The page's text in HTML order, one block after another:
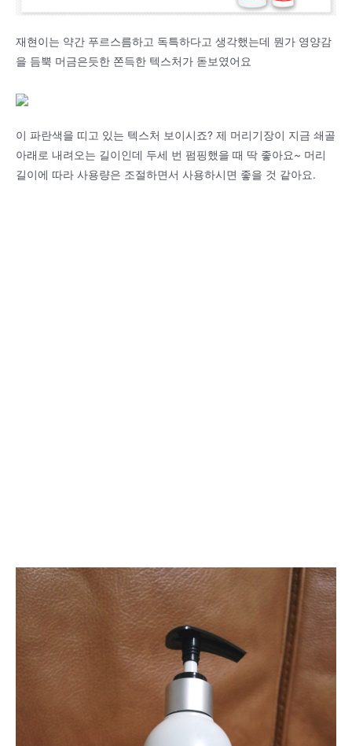
재현이는 약간 푸르스름하고 독특하다고 생각했는데 뭔가 영양감
을 듬뿍 머금은듯한 쫀득한 텍스처가 돋보였어요
이 파란색을 띠고 있는 텍스처 보이시죠? 제 머리기장이 지금 쇄골
아래로 내려오는 길이인데 두세 번 펌핑했을 때 딱 좋아요~ 머리
길이에 따라 사용량은 조절하면서 사용하시면 좋을 것 같아요.